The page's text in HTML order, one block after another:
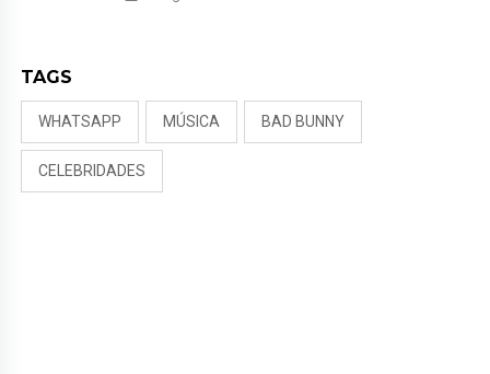
PRIVACIDAD?
TAGS
WHATSAPP MÚSICA BAD BUNNY
CELEBRIDADES